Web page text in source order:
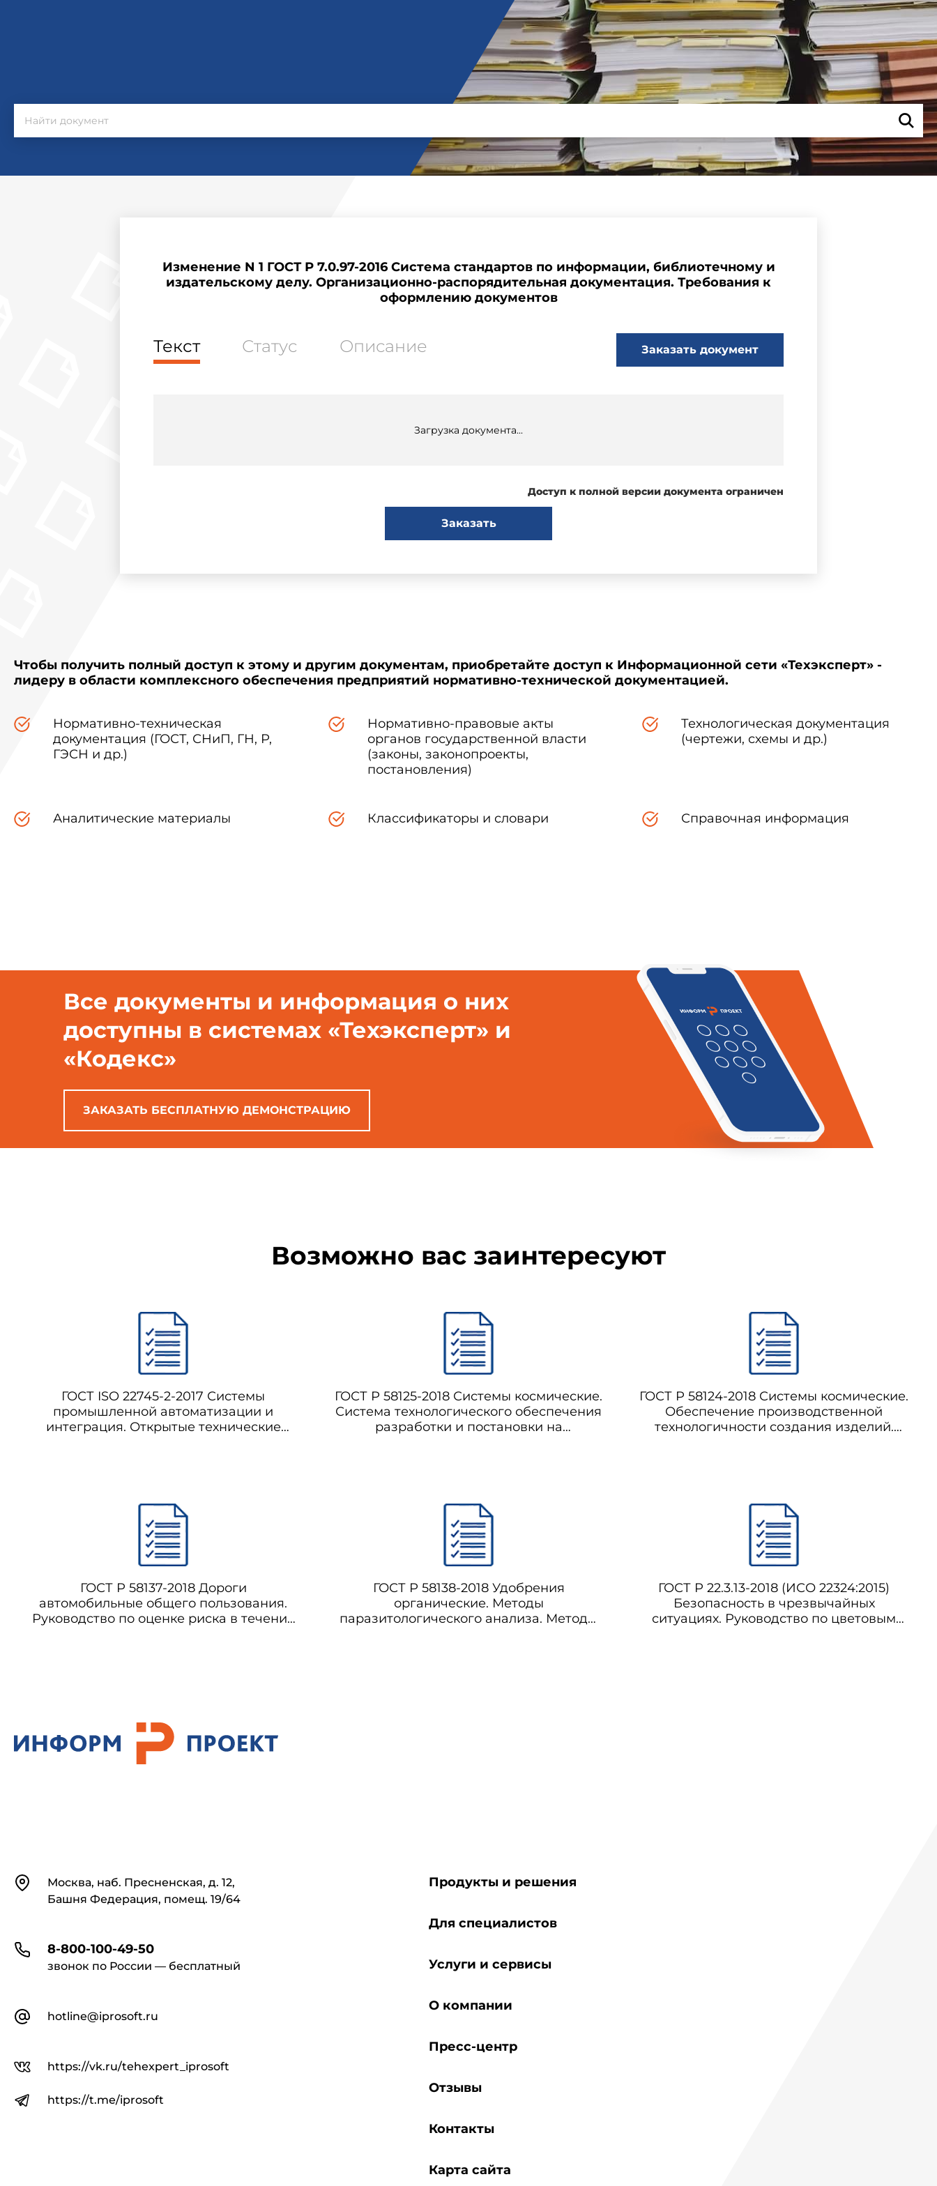
Изменение N 1 ГОСТ Р 7.0.97-2016 Система стандартов по информации, библиотечному и
издательскому делу. Организационно-распорядительная документация. Требования к
оформлению документов
Текст Статус Описание Заказать документ
Загрузка документа...
Доступ к полной версии документа ограничен
Заказать
Чтобы получить полный доступ к этому и другим документам, приобретайте доступ к Информационной сети «Техэксперт» -
лидеру в области комплексного обеспечения предприятий нормативно-технической документацией.
Нормативно-техническая
документация (ГОСТ, СНиП, ГН, Р,
ГЭСН и др.)
Нормативно-правовые акты
органов государственной власти
(законы, законопроекты,
постановления)
Технологическая документация
(чертежи, схемы и др.)
Аналитические материалы Классификаторы и словари Справочная информация
Все документы и информация о них
доступны в системах «Техэксперт» и
«Кодекс»
ЗАКАЗАТЬ БЕСПЛАТНУЮ ДЕМОНСТРАЦИЮ
Возможно вас заинтересуют
ГОСТ ISO 22745-2-2017 Системы
промышленной автоматизации и
интеграция. Открытые технические
ГОСТ Р 58125-2018 Системы космические.
Система технологического обеспечения
разработки и постановки на
ГОСТ Р 58124-2018 Системы космические.
Обеспечение производственной
технологичности создания изделий.
ГОСТ Р 58137-2018 Дороги
автомобильные общего пользования.
Руководство по оценке риска в течение
ГОСТ Р 58138-2018 Удобрения
органические. Методы
паразитологического анализа. Методы
ГОСТ Р 22.3.13-2018 (ИСО 22324:2015)
Безопасность в чрезвычайных
ситуациях. Руководство по цветовым
КонтактыМосква, наб. Пресненская, д. 12,
Башня Федерация, помещ. 19/64
8-800-100-49-50
звонок по России — бесплатный
hotline@iprosoft.ru
https://vk.ru/tehexpert_iprosoft
https://t.me/iprosoft
Продукты и решения
Для специалистов
Услуги и сервисы
О компании
Пресс-центр
Отзывы
Контакты
Карта сайта